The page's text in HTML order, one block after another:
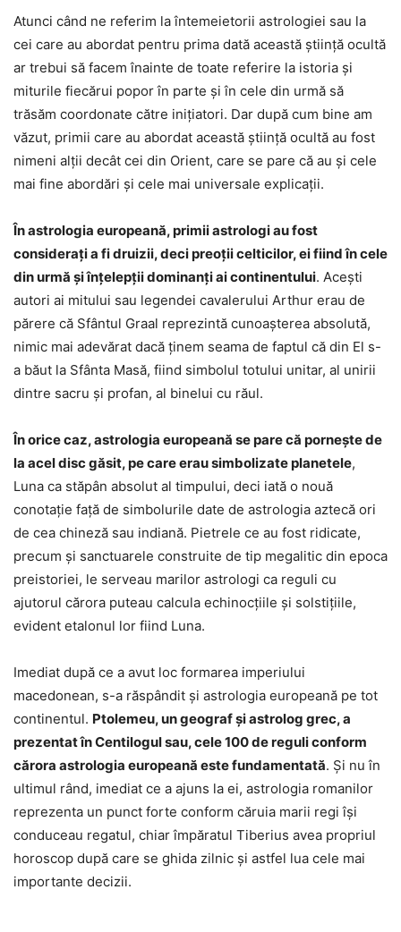
Atunci când ne referim la întemeietorii astrologiei sau la
cei care au abordat pentru prima dată această știință ocultă
ar trebui să facem înainte de toate referire la istoria și
miturile fiecărui popor în parte și în cele din urmă să
trăsăm coordonate către inițiatori. Dar după cum bine am
văzut, primii care au abordat această știință ocultă au fost
nimeni alții decât cei din Orient, care se pare că au și cele
mai fine abordări și cele mai universale explicații.
În astrologia europeană, primii astrologi au fost
considerați a fi druizii, deci preoții celticilor, ei fiind în cele
din urmă și înțelepții dominanți ai continentului. Acești
autori ai mitului sau legendei cavalerului Arthur erau de
părere că Sfântul Graal reprezintă cunoașterea absolută,
nimic mai adevărat dacă ținem seama de faptul că din El s-
a băut la Sfânta Masă, fiind simbolul totului unitar, al unirii
dintre sacru și profan, al binelui cu răul.
În orice caz, astrologia europeană se pare că pornește de
la acel disc găsit, pe care erau simbolizate planetele,
Luna ca stăpân absolut al timpului, deci iată o nouă
conotație față de simbolurile date de astrologia aztecă ori
de cea chineză sau indiană. Pietrele ce au fost ridicate,
precum și sanctuarele construite de tip megalitic din epoca
preistoriei, le serveau marilor astrologi ca reguli cu
ajutorul cărora puteau calcula echinocțiile și solstițiile,
evident etalonul lor fiind Luna.
Imediat după ce a avut loc formarea imperiului
macedonean, s-a răspândit și astrologia europeană pe tot
continentul. Ptolemeu, un geograf și astrolog grec, a
prezentat în Centilogul sau, cele 100 de reguli conform
cărora astrologia europeană este fundamentată. Și nu în
ultimul rând, imediat ce a ajuns la ei, astrologia romanilor
reprezenta un punct forte conform căruia marii regi își
conduceau regatul, chiar împăratul Tiberius avea propriul
horoscop după care se ghida zilnic și astfel lua cele mai
importante decizii.